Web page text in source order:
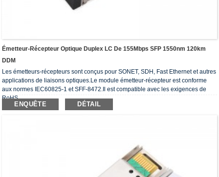
Émetteur-Récepteur Optique Duplex LC De 155Mbps SFP 1550nm 120km
DDM
Les émetteurs-récepteurs sont conçus pour SONET, SDH, Fast Ethernet et autres
applications de liaisons optiques.Le module émetteur-récepteur est conforme
aux normes IEC60825-1 et SFF-8472.Il est compatible avec les exigences de
RoHS.
ENQUÊTE DÉTAIL